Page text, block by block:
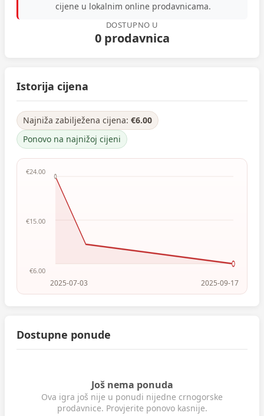
cijene u lokalnim online prodavnicama.
DOSTUPNO U
0 prodavnica
Istorija cijena
Najniža zabilježena cijena: €6.00
Ponovo na najnižoj cijeni
€24.00
€15.00
€6.00
2025-07-03 2025-09-17
Dostupne ponude
Još nema ponuda
Ova igra još nije u ponudi nijedne crnogorske
prodavnice. Provjerite ponovo kasnije.